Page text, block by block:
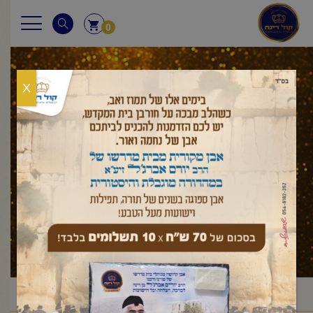
0
ויצא
ראשי/מאמר לשבת/בראשית/ ויצא
X